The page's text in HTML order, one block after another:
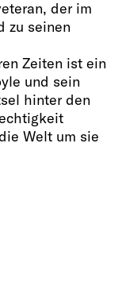
der im
zu seinen
Zeiten ist ein
und sein
hinter den
Welt um sie